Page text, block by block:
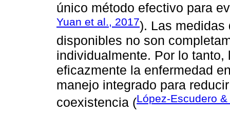
único método efectivo para
Yuan et al., 2017). Las medidas
disponibles no son
individualmente. Por lo
eficazmente la enfermedad
manejo integrado para
coexistencia (López-Escudero